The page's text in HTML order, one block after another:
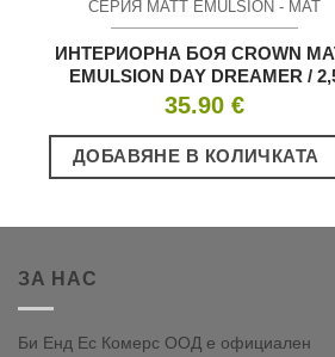
СЕРИЯ MATT EMULSION - МАТ
ИНТЕРИОРНА БОЯ CROWN
EMULSION DAY DREAMER /
35.90€
ДОБАВЯНЕ В КОЛИЧКАТА
ЗА НАС
Би Енд Ес Комерс ООД е официален